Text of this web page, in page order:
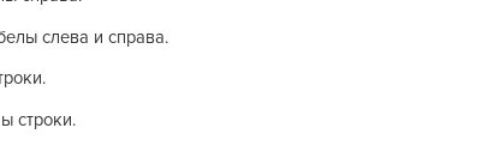
слева и справа.
строки.